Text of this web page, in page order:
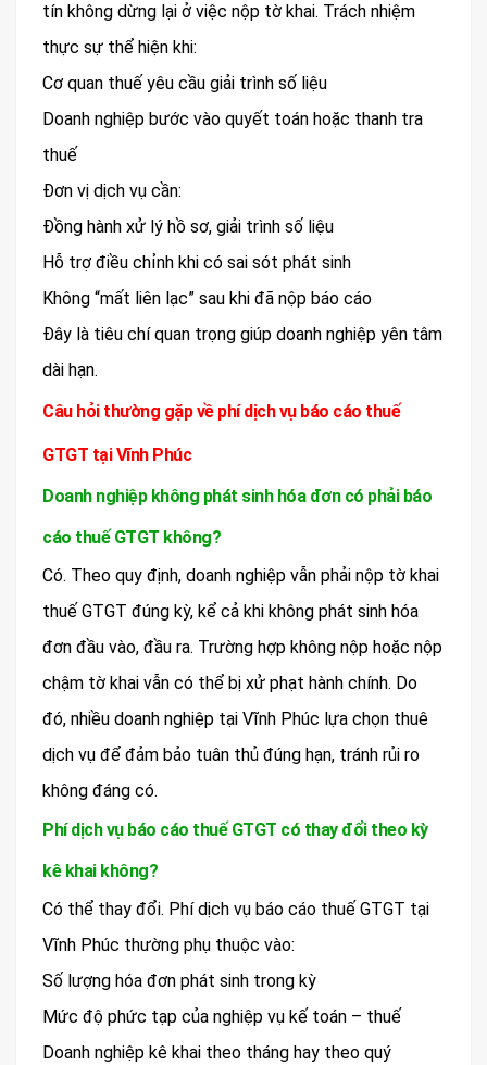
tín không dừng lại ở việc nộp tờ khai. Trách nhiệm
thực sự thể hiện khi:
Cơ quan thuế yêu cầu giải trình số liệu
Doanh nghiệp bước vào quyết toán hoặc thanh tra
thuế
Đơn vị dịch vụ cần:
Đồng hành xử lý hồ sơ, giải trình số liệu
Hỗ trợ điều chỉnh khi có sai sót phát sinh
Không “mất liên lạc” sau khi đã nộp báo cáo
Đây là tiêu chí quan trọng giúp doanh nghiệp yên tâm
dài hạn.
Câu hỏi thường gặp về phí dịch vụ báo cáo thuế
GTGT tại Vĩnh Phúc
Doanh nghiệp không phát sinh hóa đơn có phải báo
cáo thuế GTGT không?
Có. Theo quy định, doanh nghiệp vẫn phải nộp tờ khai
thuế GTGT đúng kỳ, kể cả khi không phát sinh hóa
đơn đầu vào, đầu ra. Trường hợp không nộp hoặc nộp
chậm tờ khai vẫn có thể bị xử phạt hành chính. Do
đó, nhiều doanh nghiệp tại Vĩnh Phúc lựa chọn thuê
dịch vụ để đảm bảo tuân thủ đúng hạn, tránh rủi ro
không đáng có.
Phí dịch vụ báo cáo thuế GTGT có thay đổi theo kỳ
kê khai không?
Có thể thay đổi. Phí dịch vụ báo cáo thuế GTGT tại
Vĩnh Phúc thường phụ thuộc vào:
Số lượng hóa đơn phát sinh trong kỳ
Mức độ phức tạp của nghiệp vụ kế toán – thuế
Doanh nghiệp kê khai theo tháng hay theo quý